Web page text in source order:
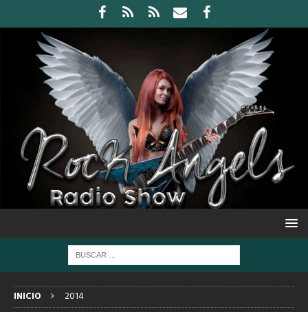
INICIO 2014